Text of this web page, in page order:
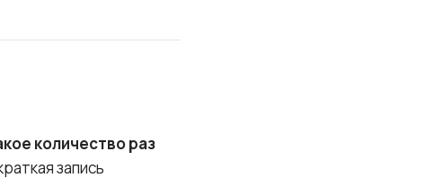
количество раз
запись